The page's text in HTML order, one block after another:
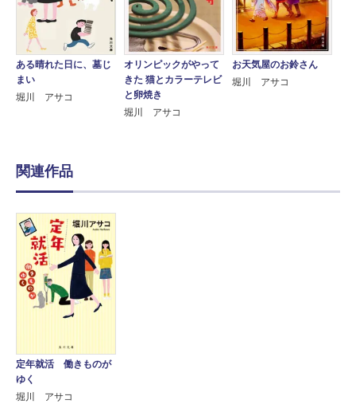
ある晴れた日に、墓じ
まい
堀川 アサコ
オリンピックがやって
きた 猫とカラーテレビ
と卵焼き
堀川 アサコ
お天気屋のお鈴さん
堀川 アサコ
関連作品
定年就活 働きものが
ゆく
堀川 アサコ